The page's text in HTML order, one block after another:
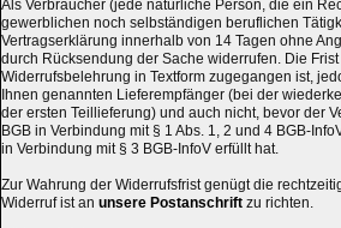
Als Verbraucher (jede natürliche Person, die ein
gewerblichen noch selbständigen beruflichen
Vertragserklärung innerhalb von 14 Tagen ohne
durch Rücksendung der Sache widerrufen. Die
Widerrufsbelehrung in Textform zugegangen ist,
Ihnen genannten Lieferempfänger (bei der
der ersten Teillieferung) und auch nicht, bevor der
BGB in Verbindung mit § 1 Abs. 1, 2 und 4 BGB-
in Verbindung mit § 3 BGB-InfoV erfüllt hat.
Zur Wahrung der Widerrufsfrist genügt die
Widerruf ist an unsere Postanschrift zu richten.